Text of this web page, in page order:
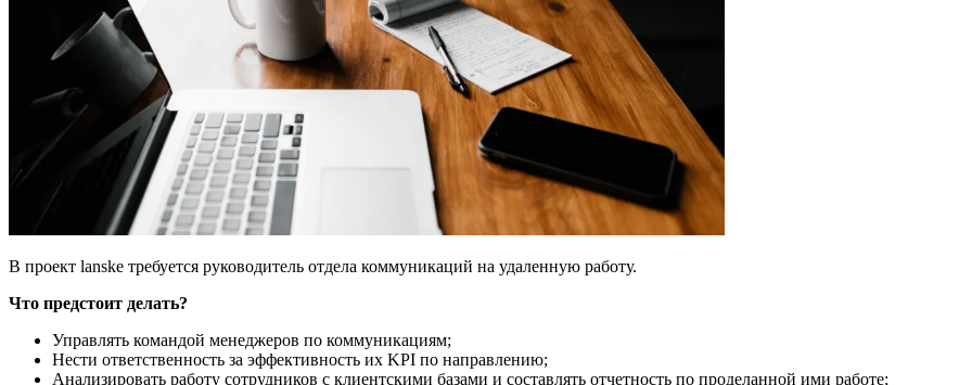
В проект lanske требуется руководитель отдела коммуникаций на удаленную работу.
Что предстоит делать?
Управлять командой менеджеров по коммуникациям;
Нести ответственность за эффективность их KPI по направлению;
Анализировать работу сотрудников с клиентскими базами и составлять отчетность по проделанной ими работе;